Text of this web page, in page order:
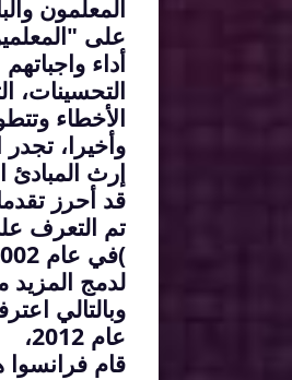
المعلمون
على
أداء واجباتهم
التحسينات،
الأخطاء
وأخيرا،
إرث المبادئ
قد أحرز
تم التعرف
(في عام 2002. في موضوع مختلف جدا، لاحظ أن هناك محاولة أيضا
لدمج المزيد من
وبالتالي
عام 2012،
قام فرانسوا